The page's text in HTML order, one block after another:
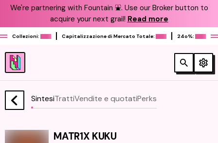
We're partnering with Fountain ⛲️. Use our Broker button to
acquire your next grail! Read more
Collezioni: Capitalizzazione di Mercato Totale: 24o%:
SintesiTrattiVendite e quotatiPerks
MATR1X KUKU